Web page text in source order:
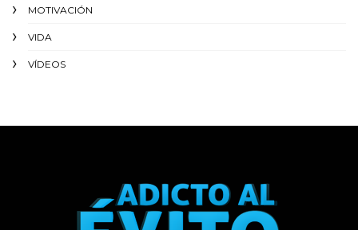
MOTIVACIÓN
VIDA
VÍDEOS